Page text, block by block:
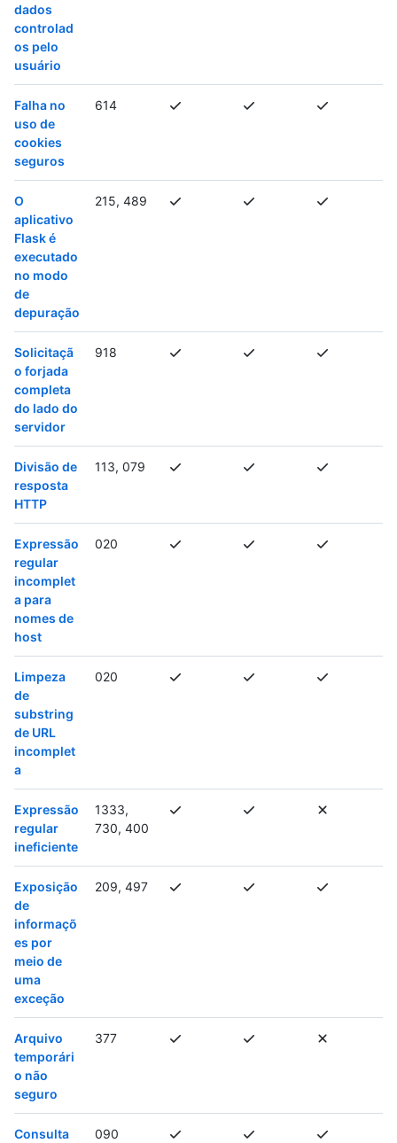
dados
controlad
os pelo
usuário
Falha no
uso de
cookies
seguros
614
O
aplicativo
Flask é
executado
no modo
de
depuração
215, 489
Solicitaçã
o forjada
completa
do lado do
servidor
918
Divisão de
resposta
HTTP
113, 079
Expressão
regular
incomplet
a para
nomes de
host
020
Limpeza
de
substring
de URL
incomplet
a
020
Expressão
regular
ineficiente
1333,
730, 400
Exposição
de
informaçõ
es por
meio de
uma
exceção
209, 497
Arquivo
temporári
o não
seguro
377
Consulta
090